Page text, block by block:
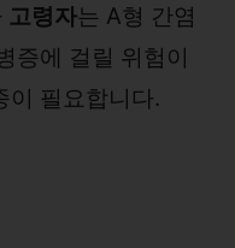
고령자는 A형 간염
증에 걸릴 위험이
이 필요합니다.